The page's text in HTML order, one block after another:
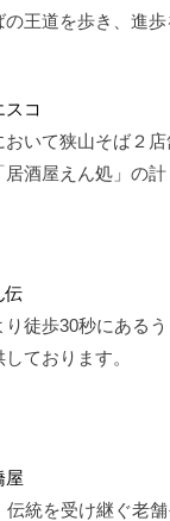
の王道を歩き、進
コ
いて狭山そば２
酒屋えん処」の計
伝
徒歩30秒にある
ております。
伝統を受け継ぐ老